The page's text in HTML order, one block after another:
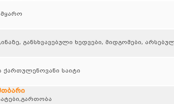
განსხვავებული ხედვები, მიდგომები,
საიტი